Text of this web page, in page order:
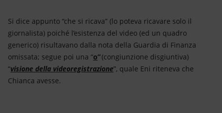
Si dice appunto “che si ricava” (lo poteva ricavare solo il
giornalista) poiché l’esistenza del video (ed un quadro
generico) risultavano dalla nota della Guardia di Finanza
omissata; segue poi una “o”(congiunzione disgiuntiva)
“visione della videoregistrazione”, quale Eni riteneva che
Chianca avesse.